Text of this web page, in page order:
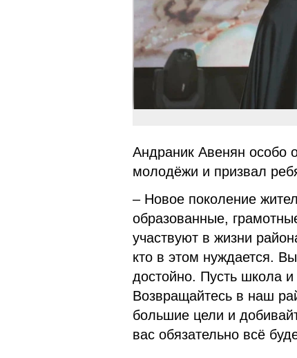
Андраник Авенян особо
молодёжи и призвал
– Новое поколение
образованные,
участвуют в жизни
кто в этом нуждается.
достойно. Пусть школа
Возвращайтесь в наш
большие цели и
вас обязательно всё